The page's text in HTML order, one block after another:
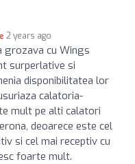
2 years ago
grozava cu Wings
surperlative si
disponibilitatea lor
calatoria-
mult pe alti calatori
deoarece este cel
si cel mai receptiv cu
foarte mult.